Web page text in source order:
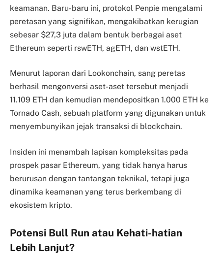
keamanan. Baru-baru ini, protokol Penpie mengalami
peretasan yang signifikan, mengakibatkan kerugian
sebesar $27,3 juta dalam bentuk berbagai aset
Ethereum seperti rswETH, agETH, dan wstETH.
Menurut laporan dari Lookonchain, sang peretas
berhasil mengonversi aset-aset tersebut menjadi
11.109 ETH dan kemudian mendepositkan 1.000 ETH ke
Tornado Cash, sebuah platform yang digunakan untuk
menyembunyikan jejak transaksi di blockchain.
Insiden ini menambah lapisan kompleksitas pada
prospek pasar Ethereum, yang tidak hanya harus
berurusan dengan tantangan teknikal, tetapi juga
dinamika keamanan yang terus berkembang di
ekosistem kripto.
Potensi Bull Run atau Kehati-hatian
Lebih Lanjut?